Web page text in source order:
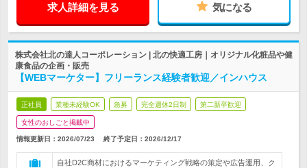
求人詳細を見る 気になる
株式会社北の達人コーポレーション | 北の快適工房｜オリジナル化粧品や健
康食品の企画・販売
【WEBマーケター】フリーランス経験者歓迎／インハウス
正社員 業種未経験OK 急募 完全週休2日制 第二新卒歓迎
女性のおしごと掲載中
情報更新日：2026/07/23 終了予定日： 2026/12/17
自社D2C商材におけるマーケティング戦略の策定や広告運用、ク